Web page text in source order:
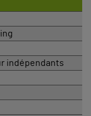
indépendants